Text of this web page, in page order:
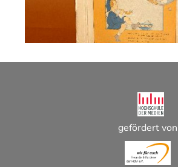
gefördert von